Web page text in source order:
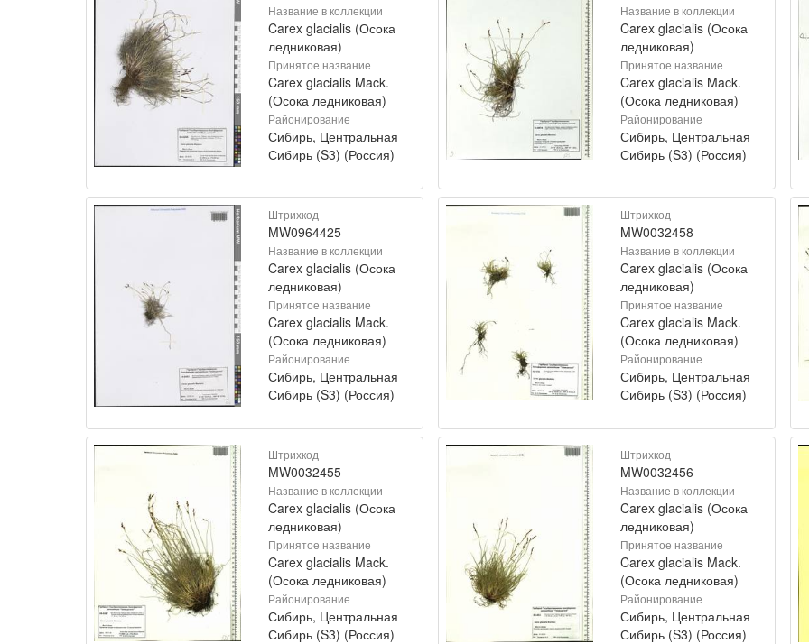
Название в коллекции
Carex glacialis (Осока
ледниковая)
Принятое название
Carex glacialis Mack.
(Осока ледниковая)
Районирование
Сибирь, Центральная
Сибирь (S3) (Россия)
Название в коллекции
Carex glacialis (Осока
ледниковая)
Принятое название
Carex glacialis Mack.
(Осока ледниковая)
Районирование
Сибирь, Центральная
Сибирь (S3) (Россия)
Штрихкод
MW0964425
Название в коллекции
Carex glacialis (Осока
ледниковая)
Принятое название
Carex glacialis Mack.
(Осока ледниковая)
Районирование
Сибирь, Центральная
Сибирь (S3) (Россия)
Штрихкод
MW0032458
Название в коллекции
Carex glacialis (Осока
ледниковая)
Принятое название
Carex glacialis Mack.
(Осока ледниковая)
Районирование
Сибирь, Центральная
Сибирь (S3) (Россия)
Штрихкод
MW0032455
Название в коллекции
Carex glacialis (Осока
ледниковая)
Принятое название
Carex glacialis Mack.
(Осока ледниковая)
Районирование
Сибирь, Центральная
Сибирь (S3) (Россия)
Штрихкод
MW0032456
Название в коллекции
Carex glacialis (Осока
ледниковая)
Принятое название
Carex glacialis Mack.
(Осока ледниковая)
Районирование
Сибирь, Центральная
Сибирь (S3) (Россия)